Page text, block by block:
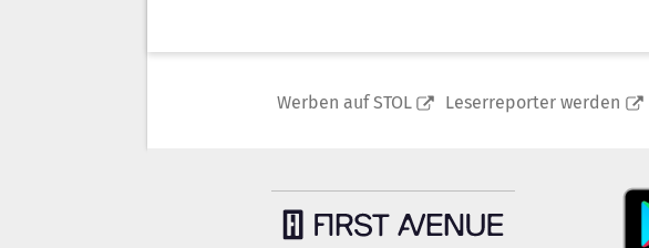
Werben auf STOL Leserreporter werden